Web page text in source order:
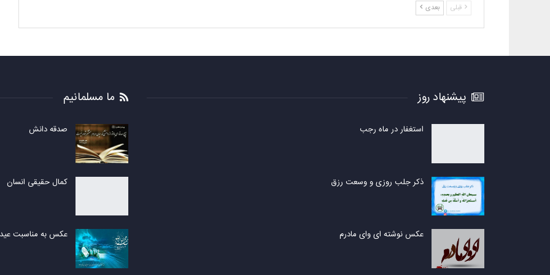
قبلی بعدی
پیشنهاد روز
استغفار در ماه رجب
ذکر جلب روزی و وسعت رزق
عکس نوشته ای وای مادرم
ما مسلمانیم
صدقه دانش
کمال حقیقی انسان
عکس به مناسبت